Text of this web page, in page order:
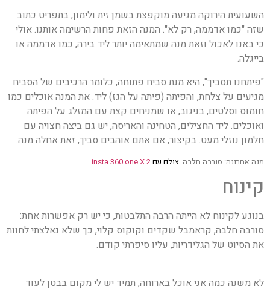
השעועית הירוקה מגיעה מוקפצת בשמן זית ולימון, בתפריט כתוב
שזה "כמו אדממה, רק לא". המנה הזאת פחות הרשימה אותנו. אולי
כי באנו לאכול וזאת מנה שמתאימה יותר ליד בירה, כמו אדממה או
בייגלה.
"פיתחנו תסביך", היא מנת סביח פתוחה, כלומר הרכיבים של הסביח
מגיעים על צלחת, והפיתה (פיתה על הגז) ליד. את המנה אוכלים כמו
חומוס וסלטים, בניגוב, או שמניחים קצת עם המזלג על הפיתה
ואוכלים. ליד החצילים, הטחינה והאריסה, יש גם ביצה חצויה עם
חלמון נוזלי מעט. בקיצור, אם אתם אוהבים סביך, זאת אחלה מנה.
מנה אחרונה: סורבה חלבה. צולם עםinsta 360 one X 2
קינוח
בנוגע לקינוח לא הייתה הרבה התלבטות, כי יש רק אפשרות אחת:
סורבה חלבה, קראמבל שקדים וקוקוס קלוי, כך שלא נאלצתי לחוות
את הסיוט של הגלידריות, עליו סיפרתי קודם.
לא משנה כמה אני אוכל בארוחה, תמיד יש לי מקום בבטן לעוד